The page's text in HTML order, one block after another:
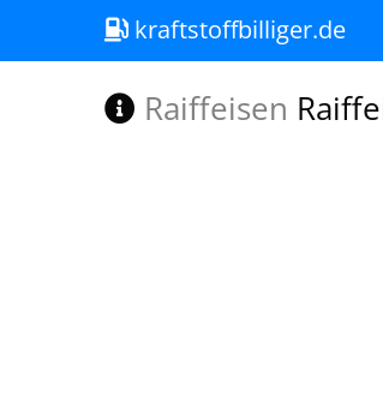
kraftstoffbilliger.de
Raiffeisen